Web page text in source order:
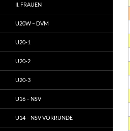
II. FRAUEN
U20W – DVM
U20-1
U20-2
U20-3
U16 – NSV
U14 – NSV VORRUNDE